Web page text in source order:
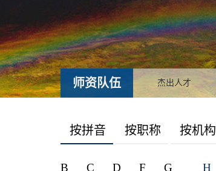
师资队伍 杰出人才
按拼音 按职称 按机构
B C D F G H